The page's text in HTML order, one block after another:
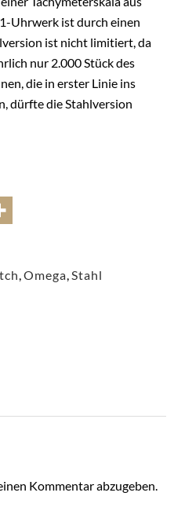
Uhrwerk ist durch einen
ist nicht limitiert, da
nur 2.000 Stück des
die in erster Linie ins
dürfte die Stahlversion
,Omega,Stahl
Kommentar abzugeben.